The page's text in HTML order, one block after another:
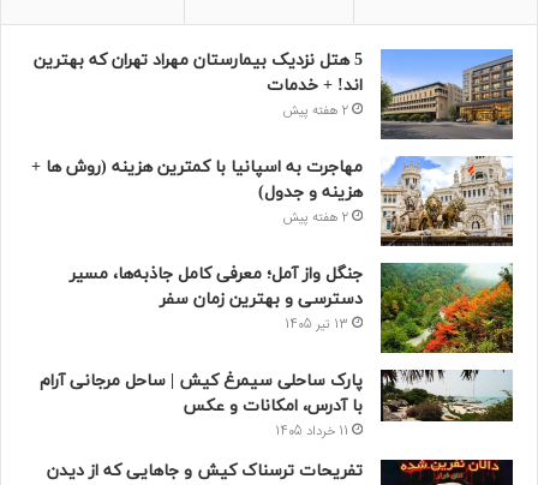
5 هتل نزدیک بیمارستان مهراد تهران که بهترین‌
اند! + خدمات
2 هفته پیش
مهاجرت به اسپانیا با کمترین هزینه (روش ها +
هزینه و جدول)
2 هفته پیش
جنگل واز آمل؛ معرفی کامل جاذبه‌ها، مسیر
دسترسی و بهترین زمان سفر
13 تیر 1405
پارک ساحلی سیمرغ کیش | ساحل مرجانی آرام
با آدرس، امکانات و عکس
11 خرداد 1405
تفریحات ترسناک کیش و جاهایی که از دیدن